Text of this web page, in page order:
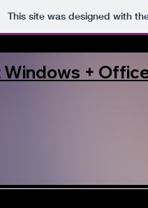
This site was designed with
+